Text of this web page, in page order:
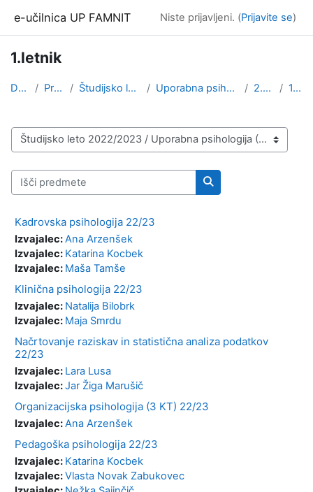
e-učilnica UP FAMNIT Niste prijavljeni. (Prijavite se)
1.letnik
Domov Predmeti Študijsko leto 2022/2023 Uporabna psihologija (2. stopnja) 2.stopnja 1.letnik
Kategorije predmetov
Išči predmete
Išči predmete
Kadrovska psihologija 22/23
Izvajalec:Ana Arzenšek
Izvajalec: Katarina Kocbek
Izvajalec: Maša Tamše
Klinična psihologija 22/23
Izvajalec: Natalija Bilobrk
Izvajalec: Maja Smrdu
Načrtovanje raziskav in statistična analiza podatkov
22/23
Izvajalec: Lara Lusa
Izvajalec:Jar Žiga Marušič
Organizacijska psihologija (3 KT) 22/23
Izvajalec:Ana Arzenšek
Pedagoška psihologija 22/23
Izvajalec: Katarina Kocbek
Izvajalec:Vlasta Novak Zabukovec